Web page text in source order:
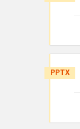
PPTX